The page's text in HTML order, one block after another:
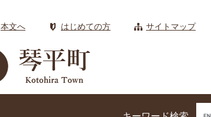
本文へ はじめての方 サイトマップ